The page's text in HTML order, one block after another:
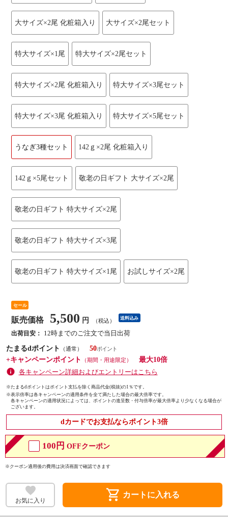
大サイズ×2尾 化粧箱入り 大サイズ×2尾セット
特大サイズ×1尾 特大サイズ×2尾セット
特大サイズ×2尾 化粧箱入り 特大サイズ×3尾セット
特大サイズ×3尾 化粧箱入り 特大サイズ×5尾セット
うなぎ3種セット 142ｇ×2尾 化粧箱入り
142ｇ×5尾セット 敬老の日ギフト 大サイズ×2尾
敬老の日ギフト 特大サイズ×2尾
敬老の日ギフト 特大サイズ×3尾
敬老の日ギフト 特大サイズ×1尾 お試しサイズ×2尾
セール
販売価格 5,500 円 （税込） 送料込み
出荷目安：
12時までのご注文で当日出荷
たまるdポイント
（通常）
50
+キャンペーンポイント
（期間・用途限定）
最大10倍
各キャンペーン詳細およびエントリーはこちら
※たまるdポイントはポイント支払を除く商品代金(税抜)の1％です。
※表示倍率は各キャンペーンの適用条件を全て満たした場合の最大倍率です。
各キャンペーンの適用状況によっては、ポイントの進呈数・付与倍率が最大倍率より少なくなる場合が
ございます。
dカードでお支払ならポイント3倍
100円 OFFクーポン
※クーポン適用後の費用は決済画面で確認できます
お気に入り shopping_cart カートに入れる